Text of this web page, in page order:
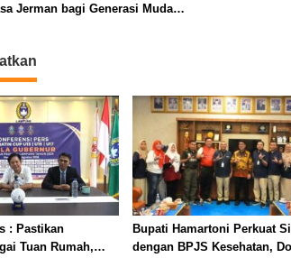
Jerman bagi Generasi Muda
: Pastikan
Tuan Rumah,
Bupati Hamartoni Perkuat
dengan BPJS Kesehatan,